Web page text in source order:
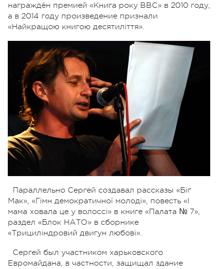
награждён премией «Книга року BBC» в 2010 году,
а в 2014 году произведение признали
«Найкращою книгою десятиліття».
Параллельно Сергей создавал рассказы «Біґ
Мак», «Гімн демократичної молоді», повесть «І
мама ховала це у волоссі» в книге «Палата № 7»,
раздел «Блок НАТО» в сборнике
«Трициліндровий двигун любові».
Сергей был участником харьковского
Евромайдана, в частности, защищал здание